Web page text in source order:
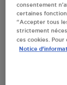
En cliquant sur «
d’informations
par Google Maps
consentement
certaines
“Accepter tous
strictement
ces cookies. Pour
Notice